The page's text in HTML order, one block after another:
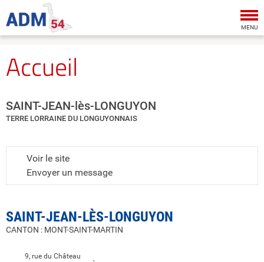
MENU
Accueil
SAINT-JEAN-lès-LONGUYON
TERRE LORRAINE DU LONGUYONNAIS
Voir le site
Envoyer un message
SAINT-JEAN-LÈS-LONGUYON
CANTON : MONT-SAINT-MARTIN
9, rue du Château